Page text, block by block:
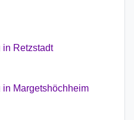
in Retzstadt
Margetshöchheim